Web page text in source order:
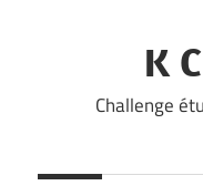
K
Challenge